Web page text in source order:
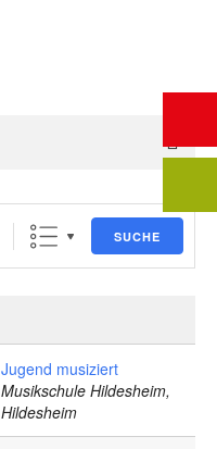
SUCHE
Jugend musiziert
Musikschule Hildesheim,
Hildesheim